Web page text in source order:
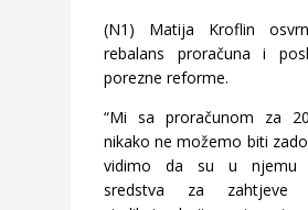
(N1) Matija Kroflin
rebalans proračuna i
porezne reforme.
“Mi sa proračunom za
nikako ne možemo biti
vidimo da su u njemu
sredstva za zahtjeve